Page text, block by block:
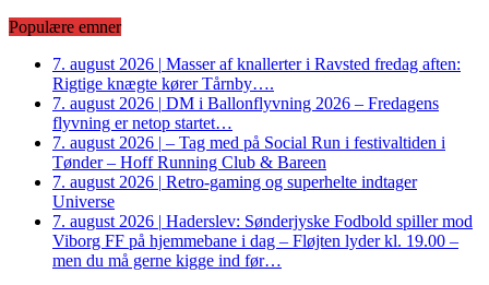
Populære emner
7. august 2026 | Masser af knallerter i Ravsted fredag aften:
Rigtige knægte kører Tårnby….
7. august 2026 | DM i Ballonflyvning 2026 – Fredagens
flyvning er netop startet…
7. august 2026 | – Tag med på Social Run i festivaltiden i
Tønder – Hoff Running Club & Bareen
7. august 2026 | Retro-gaming og superhelte indtager
Universe
7. august 2026 | Haderslev: Sønderjyske Fodbold spiller mod
Viborg FF på hjemmebane i dag – Fløjten lyder kl. 19.00 –
men du må gerne kigge ind før…